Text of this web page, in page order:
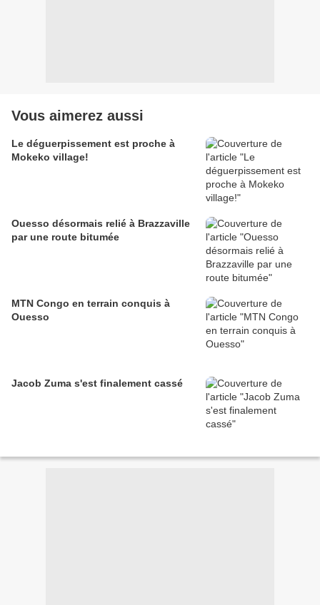
Vous aimerez aussi
Le déguerpissement est proche à
Mokeko village!
Ouesso désormais relié à Brazzaville
par une route bitumée
MTN Congo en terrain conquis à
Ouesso
Jacob Zuma s'est finalement cassé